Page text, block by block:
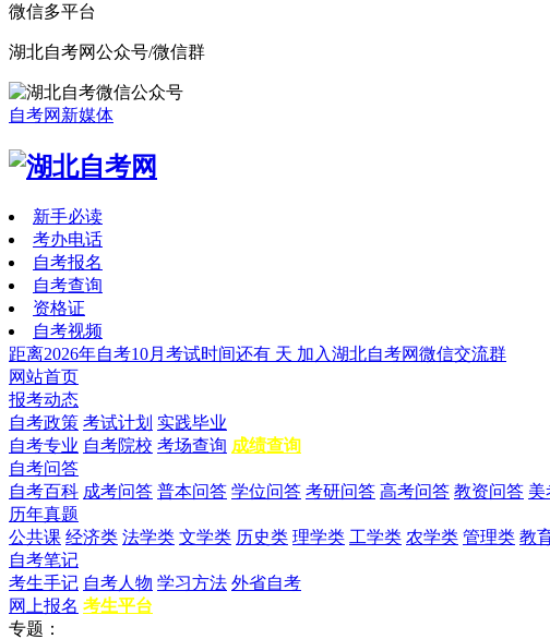
微信多平台
湖北自考网公众号/微信群
自考网新媒体
新手必读
考办电话
自考报名
自考查询
资格证
自考视频
距离2026年自考10月考试时间还有 天 加入湖北自考网微信交流群
网站首页
报考动态
自考政策 考试计划 实践毕业
自考专业 自考院校 考场查询 成绩查询
自考问答
自考百科 成考问答 普本问答 学位问答 考研问答 高考问答 教资问答 美
历年真题
公共课 经济类 法学类 文学类 历史类 理学类 工学类 农学类 管理类 教
自考笔记
考生手记 自考人物 学习方法 外省自考
网上报名 考生平台
专题：